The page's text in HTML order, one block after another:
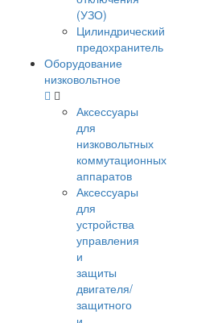
(УЗО)
Цилиндрический
предохранитель
Оборудование
низковольтное
Аксессуары
для
низковольтных
коммутационных
аппаратов
Аксессуары
для
устройства
управления
и
защиты
двигателя/
защитного